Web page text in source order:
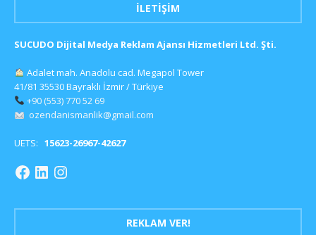
İLETIŞIM
SUCUDO Dijital Medya Reklam Ajansı Hizmetleri Ltd. Şti.
Adalet mah. Anadolu cad. Megapol Tower
41/81 35530 Bayraklı İzmir / Türkiye
+90 (553) 770 52 69
ozendanismanlik@gmail.com
UETS: 15623-26967-42627
REKLAM VER!